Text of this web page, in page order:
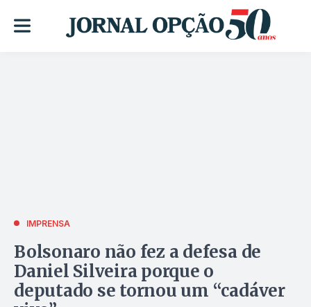
IMPRENSA
Bolsonaro não fez a defesa de
Daniel Silveira porque o
deputado se tornou um “cadáver